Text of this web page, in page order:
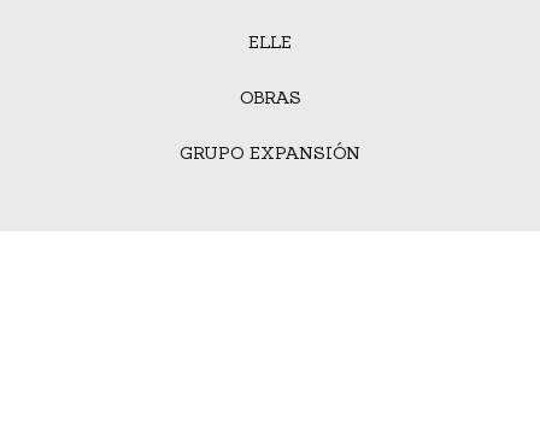
ELLE
OBRAS
GRUPO EXPANSIÓN